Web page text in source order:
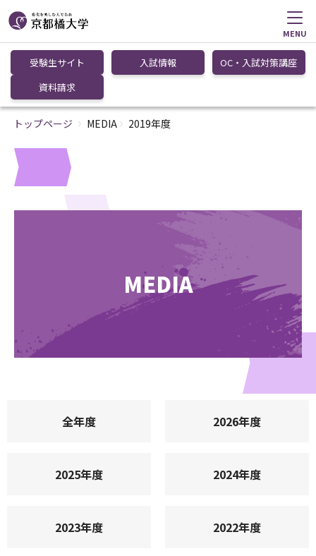
MENU
受験生サイト 入試情報
OC・入試対策講座
資料請求
トップページ MEDIA 2019年度
MEDIA
全年度 2026年度
2025年度 2024年度
2023年度 2022年度